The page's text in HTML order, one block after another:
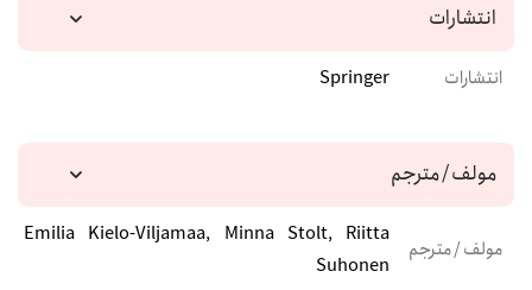
انتشارات
انتشارات Springer
مولف / مترجم
مولف / مترجم
Emilia Kielo-Viljamaa, Minna Stolt, Riitta
Suhonen